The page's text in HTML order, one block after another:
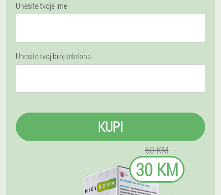
Unesite tvoje ime
Unesite tvoj broj telefona
KUPI
60 KM
30 KM